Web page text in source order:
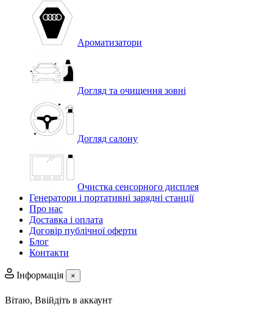
Ароматизатори
Догляд та очищення зовні
Догляд салону
Очистка сенсорного дисплея
Генератори і портативні зарядні станції
Про нас
Доставка і оплата
Договір публічної оферти
Блог
Контакти
Інформація ×
Вітаю, Ввійдіть в аккаунт